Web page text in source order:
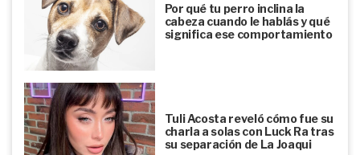
Por qué tu perro inclina la
cabeza cuando le hablás y qué
significa ese comportamiento
Tuli Acosta reveló cómo fue su
charla a solas con Luck Ra tras
su separación de La Joaqui